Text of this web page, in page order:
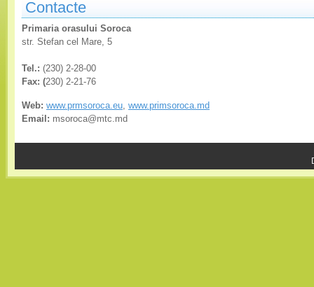
Contacte
Primaria orasului Soroca
str. Stefan cel Mare, 5
Tel.: (230) 2-28-00
Fax: (230) 2-21-76
Web: www.prmsoroca.eu, www.primsoroca.md
Email: msoroca@mtc.md